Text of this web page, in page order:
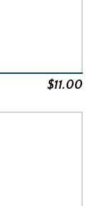
$11.00